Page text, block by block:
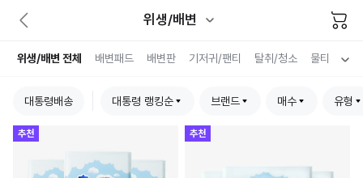
위생/배변
위생/배변 전체 배변패드 배변판 기저귀/팬티 탈취/청소 물티슈/크
대통령배송 대통령 랭킹순 브랜드 매수 유형
추천 추천